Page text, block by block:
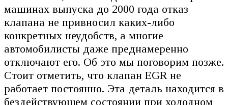
машинах выпуска до 2000 года отказ
клапана не привносил каких-либо
конкретных неудобств, а многие
автомобилисты даже преднамеренно
отключают его. Об это мы поговорим позже.
Стоит отметить, что клапан EGR не
работает постоянно. Эта деталь находится в
бездействующем состоянии при холодном